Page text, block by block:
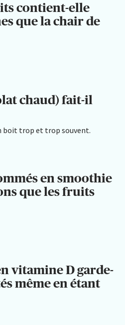
contient-elle
que la chair de
chaud) fait-il
boit trop et trop souvent.
en smoothie
que les fruits
vitamine D garde-
même en étant